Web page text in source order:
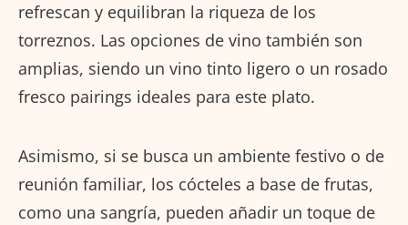
refrescan y equilibran la riqueza de los
torreznos. Las opciones de vino también son
amplias, siendo un vino tinto ligero o un rosado
fresco pairings ideales para este plato.
Asimismo, si se busca un ambiente festivo o de
reunión familiar, los cócteles a base de frutas,
como una sangría, pueden añadir un toque de